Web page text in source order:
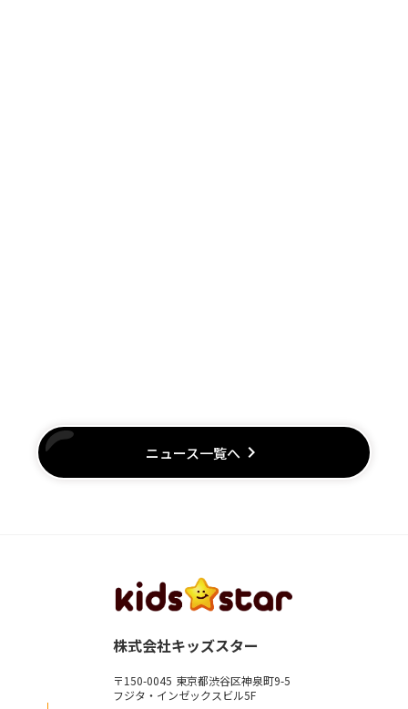
ニュース一覧へ keyboard_arrow_right
株式会社キッズスター
〒150-0045 東京都渋谷区神泉町9-5
フジタ・インゼックスビル5F